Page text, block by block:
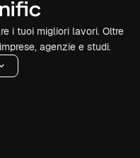
i tuoi migliori lavori. Oltre
agenzie e studi.